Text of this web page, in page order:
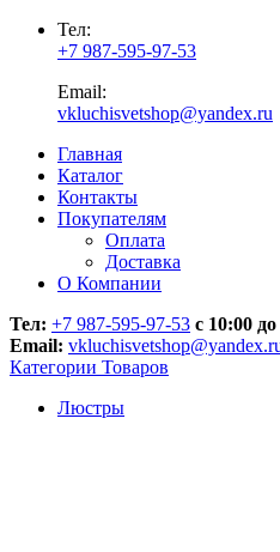
Тел:
+7 987-595-97-53
Email:
vkluchisvetshop@yandex.ru
Главная
Каталог
Контакты
Покупателям
Оплата
Доставка
О Компании
Тел: +7 987-595-97-53 с 10:00
Email:
Категории Товаров
Люстры